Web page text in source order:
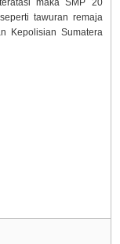
tawuran remaja
Kepolisian Sumatera